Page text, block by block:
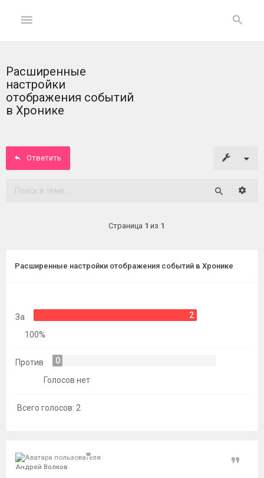
ГЛАВНАЯ
На
главную
Вход
темы
Расширенные
настройки
отображения событий
в Хронике
Ответить
Страница 1 из 1
Расширенные настройки отображения событий в Хронике
За 2
100%
Против 0
Голосов нет
Всего голосов: 2
Андрей Волков
Цитата